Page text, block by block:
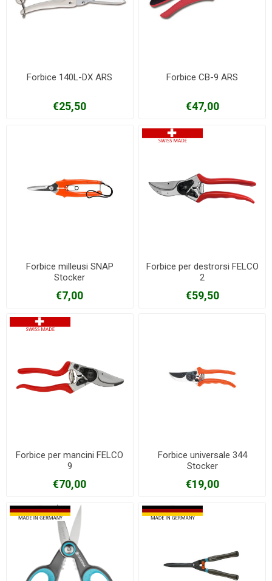
Forbice 140L-DX ARS
€25,50
Forbice CB-9 ARS
€47,00
Forbice milleusi SNAP
Stocker
€7,00
Forbice per destrorsi FELCO
2
€59,50
Forbice per mancini FELCO
9
€70,00
Forbice universale 344
Stocker
€19,00